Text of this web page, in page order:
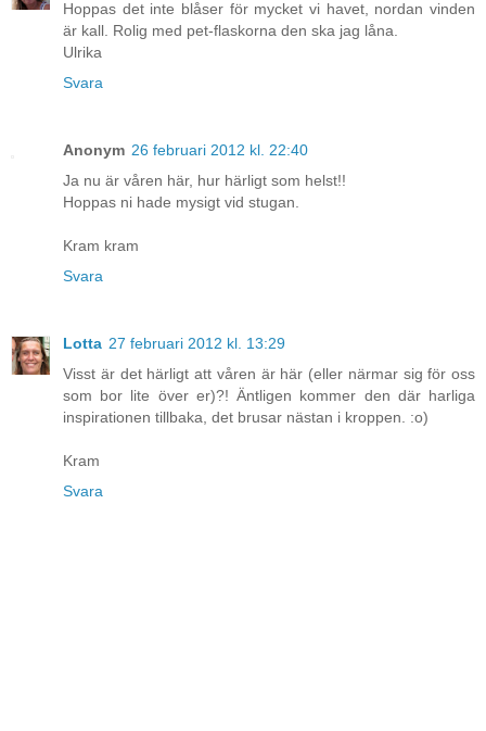
Hoppas det inte blåser för mycket vi havet, nordan vinden
är kall. Rolig med pet-flaskorna den ska jag låna.
Ulrika
Svara
Anonym 26 februari 2012 kl. 22:40
Ja nu är våren här, hur härligt som helst!!
Hoppas ni hade mysigt vid stugan.
Kram kram
Svara
Lotta 27 februari 2012 kl. 13:29
Visst är det härligt att våren är här (eller närmar sig för oss
som bor lite över er)?! Äntligen kommer den där harliga
inspirationen tillbaka, det brusar nästan i kroppen. :o)
Kram
Svara